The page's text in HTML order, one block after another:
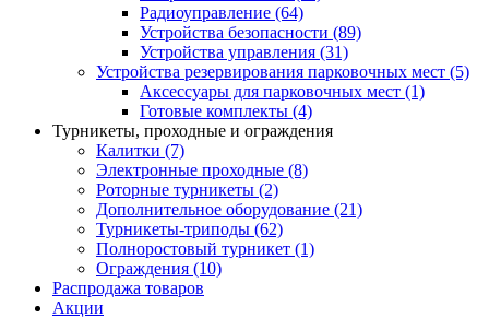
Радиоуправление (64)
Устройства безопасности (89)
Устройства управления (31)
Устройства резервирования парковочных мест (5)
Аксессуары для парковочных мест (1)
Готовые комплекты (4)
Турникеты, проходные и ограждения
Калитки (7)
Электронные проходные (8)
Роторные турникеты (2)
Дополнительное оборудование (21)
Турникеты-триподы (62)
Полноростовый турникет (1)
Ограждения (10)
Распродажа товаров
Акции